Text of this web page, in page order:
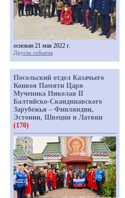
основан 21 мая 2022 г.
Другие события
Посольский отдел Казачьего
Конвоя Памяти Царя
Мученика Николая II
Балтийско-Скандинавского
Зарубежья – Финляндии,
Эстонии, Швеции и Латвии
(170)